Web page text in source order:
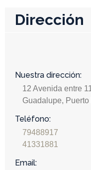
Dirección
Nuestra dirección:
12 Avenida entre
Guadalupe, Puerto
Teléfono:
79488917
41331881
Email: